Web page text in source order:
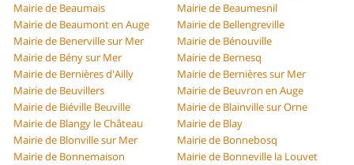
Mairie de Beaumais
Mairie de Beaumesnil
Mairie de Beaumont en Auge
Mairie de Bellengreville
Mairie de Benerville sur Mer
Mairie de Bénouville
Mairie de Bény sur Mer
Mairie de Bernesq
Mairie de Bernières d'Ailly
Mairie de Bernières sur Mer
Mairie de Beuvillers
Mairie de Beuvron en Auge
Mairie de Biéville Beuville
Mairie de Blainville sur Orne
Mairie de Blangy le Château
Mairie de Blay
Mairie de Blonville sur Mer
Mairie de Bonnebosq
Mairie de Bonnemaison
Mairie de Bonneville la Louvet